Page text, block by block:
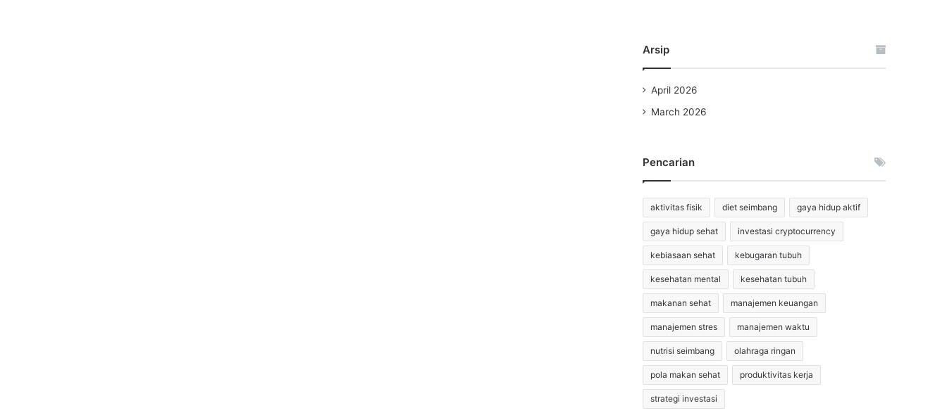
Arsip
April 2026
March 2026
Pencarian
aktivitas fisik diet seimbang gaya hidup aktif
gaya hidup sehat investasi cryptocurrency
kebiasaan sehat kebugaran tubuh
kesehatan mental kesehatan tubuh
makanan sehat manajemen keuangan
manajemen stres manajemen waktu
nutrisi seimbang olahraga ringan
pola makan sehat produktivitas kerja
strategi investasi